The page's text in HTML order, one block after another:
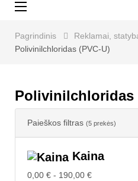
Perjungti
☰
Pagrindinis Reklamai,
Polivinilchloridas (PVC-U)
Polivinilchloridas
Paieškos filtras (5 prekės)
Kaina
0,00 € - 190,00 €